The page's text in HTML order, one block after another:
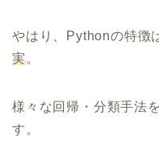
やはり、Pythonの特徴
実。
様々な回帰・分類手法
す。